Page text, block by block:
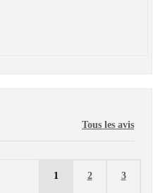
Tous les avis
1 2 3